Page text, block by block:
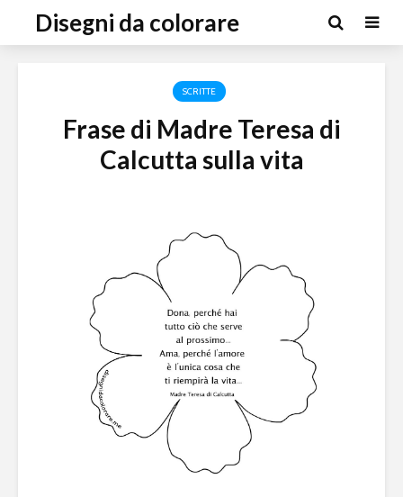
Disegni da colorare
SCRITTE
Frase di Madre Teresa di
Calcutta sulla vita